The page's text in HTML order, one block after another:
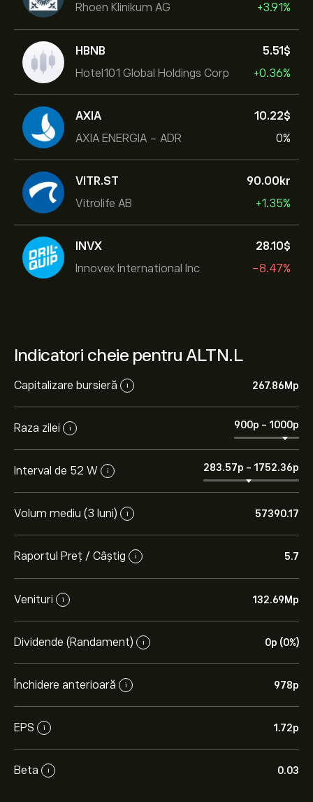
Rhoen Klinikum AG
+3.91%
HBNB
Hotel101 Global Holdings Corp
5.51‎$‎
+0.36%
AXIA
AXIA ENERGIA - ADR
10.22‎$‎
0%
VITR.ST
Vitrolife AB
90.00‎kr‎
+1.35%
INVX
Innovex International Inc
28.10‎$‎
-8.47%
Indicatori cheie pentru ALTN.L
Capitalizare bursieră i 267.86M‎p‎
Raza zilei i 900‎p‎ - 1000‎p‎
Interval de 52 W i 283.57‎p‎ - 1752.36‎p‎
Volum mediu (3 luni) i 57390.17
Raportul Preț / Câștig i 5.7
Venituri i 132.69M‎p‎
Dividende (Randament) i 0‎p‎ (0%)
Închidere anterioară i 978‎p‎
EPS i 1.72‎p‎
Beta i 0.03